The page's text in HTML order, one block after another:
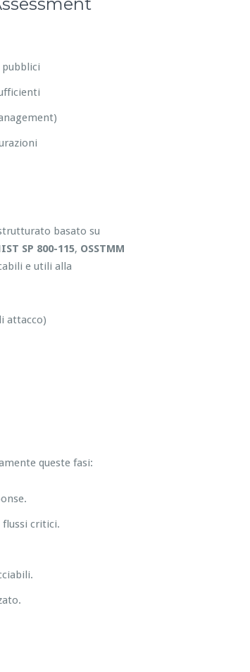
basato su
SP 800-115, OSSTMM
e utili alla
attacco)
queste fasi:
critici.